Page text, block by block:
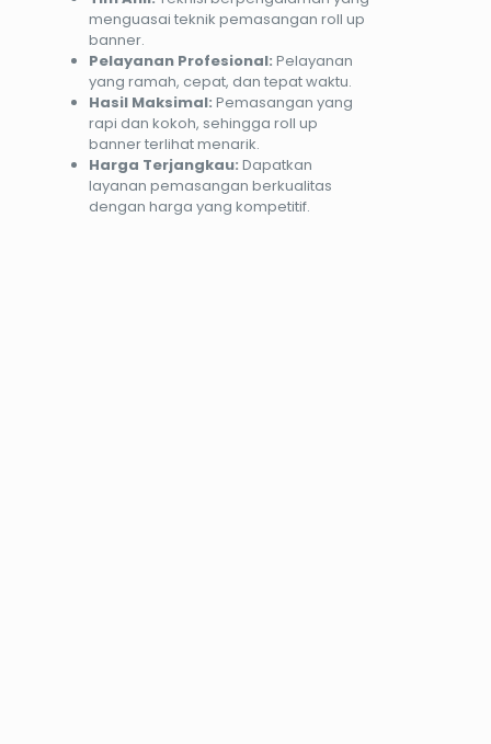
menguasai teknik pemasangan roll up
banner.
Pelayanan Profesional: Pelayanan
yang ramah, cepat, dan tepat waktu.
Hasil Maksimal: Pemasangan yang
rapi dan kokoh, sehingga roll up
banner terlihat menarik.
Harga Terjangkau: Dapatkan
layanan pemasangan berkualitas
dengan harga yang kompetitif.